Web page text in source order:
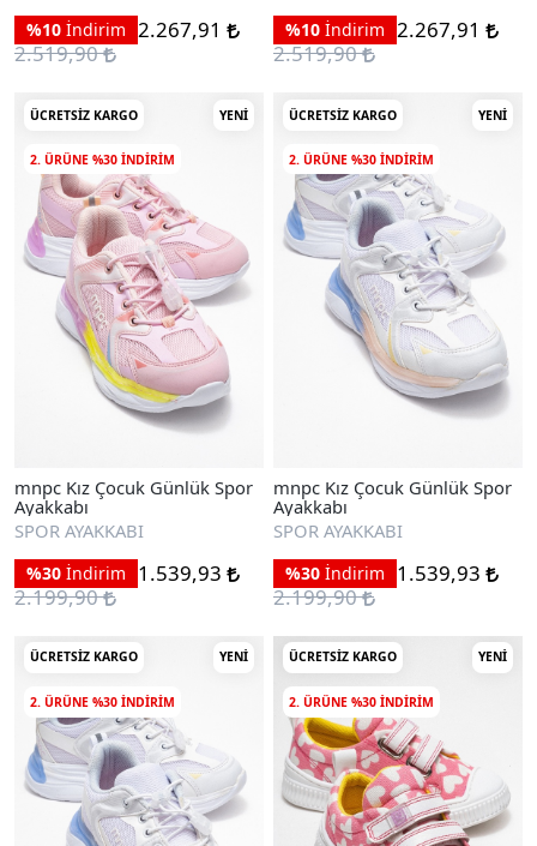
%10 İndirim 2.267,91
2.519,90
%10 İndirim 2.267,91
2.519,90
ÜCRETSIZ KARGO YENI
2. ÜRÜNE %30 INDIRIM
mnpc Kız Çocuk Günlük Spor
Ayakkabı
SPOR AYAKKABI
%30 İndirim
1.539,93
2.199,90
ÜCRETSIZ KARGO YENI
2. ÜRÜNE %30 INDIRIM
mnpc Kız Çocuk Günlük Spor
Ayakkabı
SPOR AYAKKABI
%30 İndirim
1.539,93
2.199,90
ÜCRETSIZ KARGO YENI
2. ÜRÜNE %30 INDIRIM
ÜCRETSIZ KARGO YENI
2. ÜRÜNE %30 INDIRIM